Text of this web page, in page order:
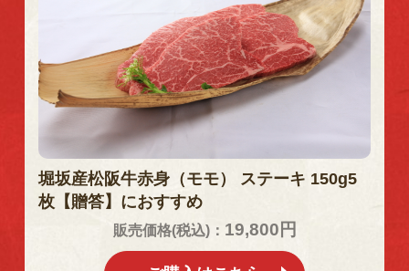
堀坂産松阪牛赤身（モモ） ステーキ 150g5
枚【贈答】におすすめ
販売価格(税込)： 19,800円